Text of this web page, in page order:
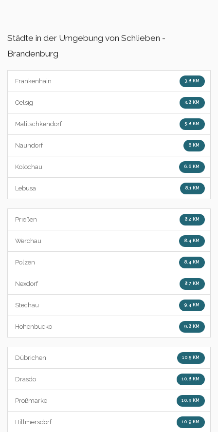
Städte in der Umgebung von Schlieben -
Brandenburg
Frankenhain 3.8 KM
Oelsig 3.8 KM
Malitschkendorf 5.8 KM
Naundorf 6 KM
Kolochau 6.6 KM
Lebusa 8.1 KM
Prießen 8.2 KM
Werchau 8.4 KM
Polzen 8.4 KM
Nexdorf 8.7 KM
Stechau 9.4 KM
Hohenbucko 9.8 KM
Dübrichen 10.5 KM
Drasdo 10.8 KM
Proßmarke 10.9 KM
Hillmersdorf 10.9 KM